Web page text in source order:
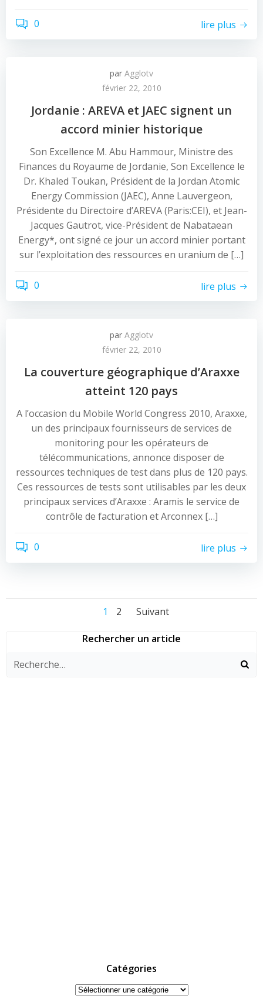
0 lire plus
par Agglotv
février 22, 2010
Jordanie : AREVA et JAEC signent un
accord minier historique
Son Excellence M. Abu Hammour, Ministre des
Finances du Royaume de Jordanie, Son Excellence le
Dr. Khaled Toukan, Président de la Jordan Atomic
Energy Commission (JAEC), Anne Lauvergeon,
Présidente du Directoire d’AREVA (Paris:CEI), et Jean-
Jacques Gautrot, vice-Président de Nabataean
Energy*, ont signé ce jour un accord minier portant
sur l’exploitation des ressources en uranium de […]
0 lire plus
par Agglotv
février 22, 2010
La couverture géographique d’Araxxe
atteint 120 pays
A l’occasion du Mobile World Congress 2010, Araxxe,
un des principaux fournisseurs de services de
monitoring pour les opérateurs de
télécommunications, annonce disposer de
ressources techniques de test dans plus de 120 pays.
Ces ressources de tests sont utilisables par les deux
principaux services d’Araxxe : Aramis le service de
contrôle de facturation et Arconnex […]
0 lire plus
Navigation
des
Navigation
des
Page
1 Page
2
Navigation
des
Suivant
Rechercher un article
Catégories
Catégories